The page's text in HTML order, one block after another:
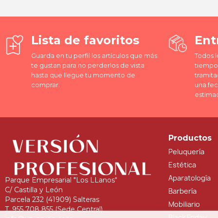
Lista de favoritos
Guarda en tu perfil los artículos que más
te gustan para no perderlos de vista
hasta que llegue tu momento de
comprar.
Todos
tiempo
una
Parque Empresarial "Los LLanos"
C/ Castilla y León
Parcela 232 (41909) Salteras
T. 955 708 855 (Sede Central)
Productos
Peluquería
Estética
Aparatología
Barbería
Mobiliario